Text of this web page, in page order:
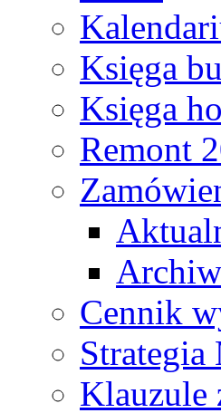
Księga
Księga
Remont
Cennik
Klauzule